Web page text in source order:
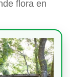
flora en